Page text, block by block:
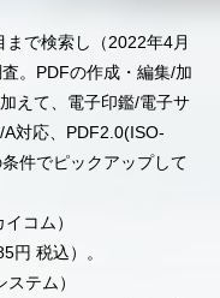
で検索し（2022年4月
。PDFの作成・編集/加
えて、電子印鑑/電子サ
対応、PDF2.0(ISO-
件でピックアップして
コム）
円 税込）。
テム）